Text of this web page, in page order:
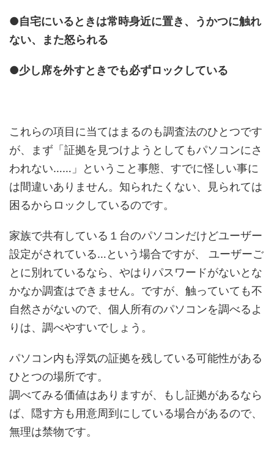
●自宅にいるときは常時身近に置き、うかつに触れ
ない、また怒られる
●少し席を外すときでも必ずロックしている
これらの項目に当てはまるのも調査法のひとつです
が、まず「証拠を見つけようとしてもパソコンにさ
われない……」ということ事態、すでに怪しい事に
は間違いありません。知られたくない、見られては
困るからロックしているのです。
家族で共有している１台のパソコンだけどユーザー
設定がされている…という場合ですが、 ユーザーご
とに別れているなら、やはりパスワードがないとな
かなか調査はできません。ですが、触っていても不
自然さがないので、個人所有のパソコンを調べるよ
りは、調べやすいでしょう。
パソコン内も浮気の証拠を残している可能性がある
ひとつの場所です。
調べてみる価値はありますが、もし証拠があるなら
ば、隠す方も用意周到にしている場合があるので、
無理は禁物です。